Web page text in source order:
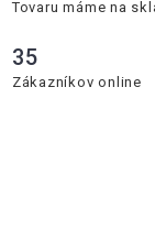
Tovaru máme na
35
Zákazníkov online